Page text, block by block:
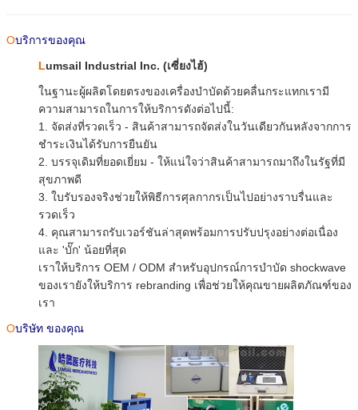
Oบริการของคุณ
Lumsail Industrial Inc. (เซี่ยงไฮ้)
ในฐานะผู้ผลิตโดยตรงของเครื่องบำบัดด้วยคลื่นกระแทกเรามี
ความสามารถในการให้บริการดังต่อไปนี้:
1. จัดส่งที่รวดเร็ว - สินค้าสามารถจัดส่งในวันเดียวกันหลังจากการ
ชำระเงินได้รับการยืนยัน
2. บรรจุเดิมที่ยอดเยี่ยม - ให้แน่ใจว่าสินค้าสามารถมาถึงในรัฐที่มี
สุขภาพดี
3. ใบรับรองจริงช่วยให้พิธีการศุลกากรเป็นไปอย่างราบรื่นและ
รวดเร็ว
4. คุณสามารถรับเวอร์ชันล่าสุดพร้อมการปรับปรุงอย่างต่อเนื่อง
และ 'บั๊ก' น้อยที่สุด
เราให้บริการ OEM / ODM สำหรับอุปกรณ์การบำบัด shockwave
ของเรายังให้บริการ rebranding เพื่อช่วยให้คุณขายผลิตภัณฑ์ของ
เรา
Oบริษัท ของคุณ